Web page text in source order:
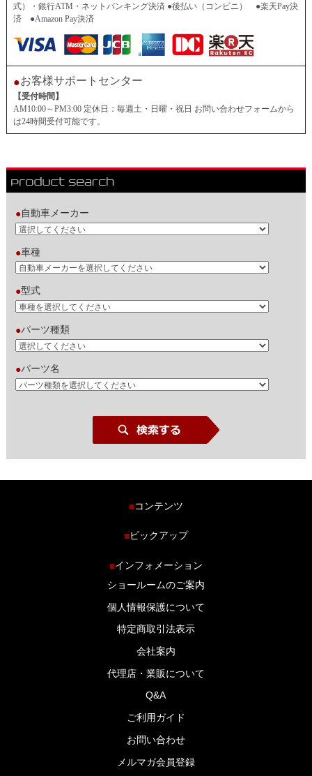
式）・銀行ATM・ネットバンキング決済 ●後払い（コンビニ） ●楽天Pay決
済 ●Amazon Pay決済
●お客様サポートセンター
【受付時間】
AM10:00～PM3:00 定休日：毎週土・日曜・祝日 お問い合わせフォームから
は24時間受付可能です。
●自動車メーカー
●車種
●型式
●パーツ種類
●パーツ名
■コンテンツ
商品ラインナップ
ブログ
■ピックアップ
■インフォメーション
ショールームのご案内
個人情報保護について
特定商取引法表示
会社案内
代理店・業販について
Q&A
ご利用ガイド
お問い合わせ
メルマガ会員登録